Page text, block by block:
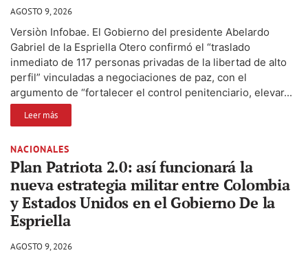
AGOSTO 9, 2026
Versiòn Infobae. El Gobierno del presidente Abelardo
Gabriel de la Espriella Otero confirmó el “traslado
inmediato de 117 personas privadas de la libertad de alto
perfil” vinculadas a negociaciones de paz, con el
argumento de “fortalecer el control penitenciario, elevar...
Leer más
NACIONALES
Plan Patriota 2.0: así funcionará la
nueva estrategia militar entre Colombia
y Estados Unidos en el Gobierno De la
Espriella
AGOSTO 9, 2026